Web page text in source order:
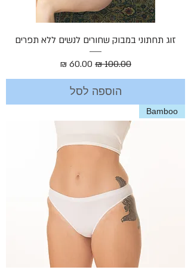
זוג תחתוני במבוק שחורים לנשים ללא תפרים
מחיר רגיל מחיר מבצע
הוספה לסל
Bamboo